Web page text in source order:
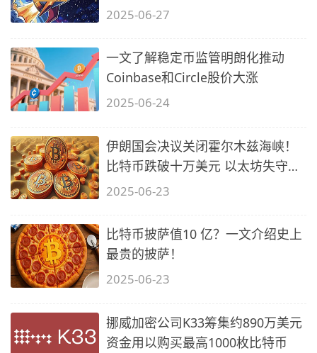
2025-06-27
一文了解稳定币监管明朗化推动
Coinbase和Circle股价大涨
2025-06-24
伊朗国会决议关闭霍尔木兹海峡！
比特币跌破十万美元 以太坊失守
2200
2025-06-23
比特币披萨值10 亿？一文介绍史上
最贵的披萨！
2025-06-23
挪威加密公司K33筹集约890万美元
资金用以购买最高1000枚比特币